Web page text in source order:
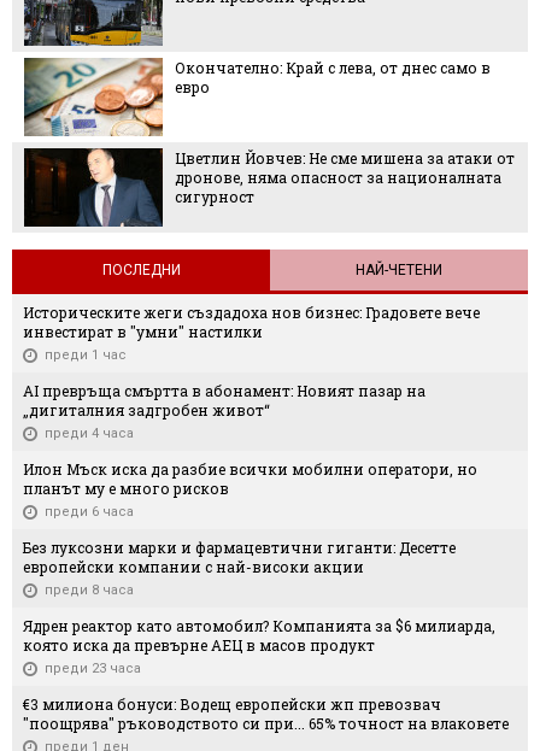
Окончателно: Край с лева, от днес само в
евро
Цветлин Йовчев: Не сме мишена за атаки от
дронове, няма опасност за националната
сигурност
ПОСЛЕДНИ НАЙ-ЧЕТЕНИ
Историческите жеги създадоха нов бизнес: Градовете вече
инвестират в "умни" настилки
преди 1 час
AI превръща смъртта в абонамент: Новият пазар на
„дигиталния задгробен живот“
преди 4 часа
Илон Мъск иска да разбие всички мобилни оператори, но
планът му е много рисков
преди 6 часа
Без луксозни марки и фармацевтични гиганти: Десетте
европейски компании с най-високи акции
преди 8 часа
Ядрен реактор като автомобил? Компанията за $6 милиарда,
която иска да превърне АЕЦ в масов продукт
преди 23 часа
€3 милиона бонуси: Водещ европейски жп превозвач
"поощрява" ръководството си при... 65% точност на влаковете
преди 1 ден